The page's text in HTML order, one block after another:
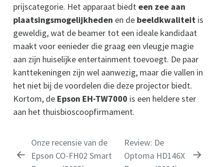
prijscategorie. Het apparaat biedt een zee aan
plaatsingsmogelijkheden en de beeldkwaliteit is
geweldig, wat de beamer tot een ideale kandidaat
maakt voor eenieder die graag een vleugje magie
aan zijn huiselijke entertainment toevoegt. De paar
kanttekeningen zijn wel aanwezig, maar die vallen in
het niet bij de voordelen die deze projector biedt.
Kortom, de Epson EH-TW7000 is een heldere ster
aan het thuisbioscoopfirmament.
Onze recensie van de
Epson CO-FH02 Smart
Review: De
Optoma HD146X